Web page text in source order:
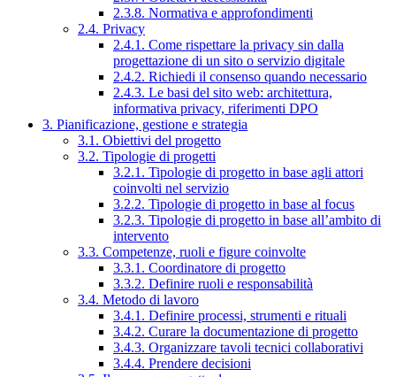
2.3.8. Normativa e approfondimenti
2.4. Privacy
2.4.1. Come rispettare la privacy sin dalla
progettazione di un sito o servizio digitale
2.4.2. Richiedi il consenso quando necessario
2.4.3. Le basi del sito web: architettura,
informativa privacy, riferimenti DPO
3. Pianificazione, gestione e strategia
3.1. Obiettivi del progetto
3.2. Tipologie di progetti
3.2.1. Tipologie di progetto in base agli attori
coinvolti nel servizio
3.2.2. Tipologie di progetto in base al focus
3.2.3. Tipologie di progetto in base all’ambito di
intervento
3.3. Competenze, ruoli e figure coinvolte
3.3.1. Coordinatore di progetto
3.3.2. Definire ruoli e responsabilità
3.4. Metodo di lavoro
3.4.1. Definire processi, strumenti e rituali
3.4.2. Curare la documentazione di progetto
3.4.3. Organizzare tavoli tecnici collaborativi
3.4.4. Prendere decisioni